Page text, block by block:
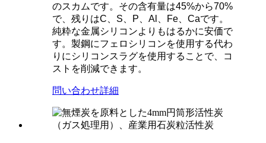
のスカムです。その含有量は45%から70%
で、残りはC、S、P、Al、Fe、Caです。
純粋な金属シリコンよりもはるかに安価で
す。製鋼にフェロシリコンを使用する代わ
りにシリコンスラグを使用することで、コ
ストを削減できます。
問い合わせ詳細